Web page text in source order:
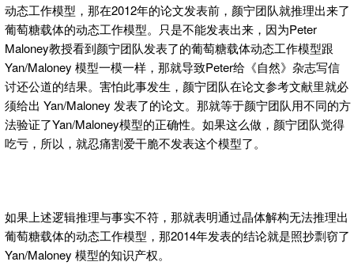
动态工作模型，那在2012年的论文发表前，颜宁团队就推理出来了
葡萄糖载体的动态工作模型。只是不能发表出来，因为Peter
Maloney教授看到颜宁团队发表了的葡萄糖载体动态工作模型跟
Yan/Maloney 模型一模一样，那就导致Peter给《自然》杂志写信
讨还公道的结果。害怕此事发生，颜宁团队在论文参考文献里就必
须给出 Yan/Maloney 发表了的论文。那就等于颜宁团队用不同的方
法验证了Yan/Maloney模型的正确性。如果这么做，颜宁团队觉得
吃亏，所以，就忍痛割爱干脆不发表这个模型了。
如果上述逻辑推理与事实不符，那就表明通过晶体解构无法推理出
葡萄糖载体的动态工作模型，那2014年发表的结论就是照抄剽窃了
Yan/Maloney 模型的知识产权。